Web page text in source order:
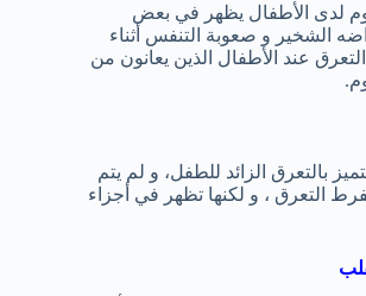
لدى الأطفال يظهر في بعض
الشخير و صعوبة التنفس أثناء
التعرق عند الأطفال الذين يعانون من
بالتعرق الزائد للطفل، و لم يتم
التعرق ، و لكنها تظهر في أجزاء